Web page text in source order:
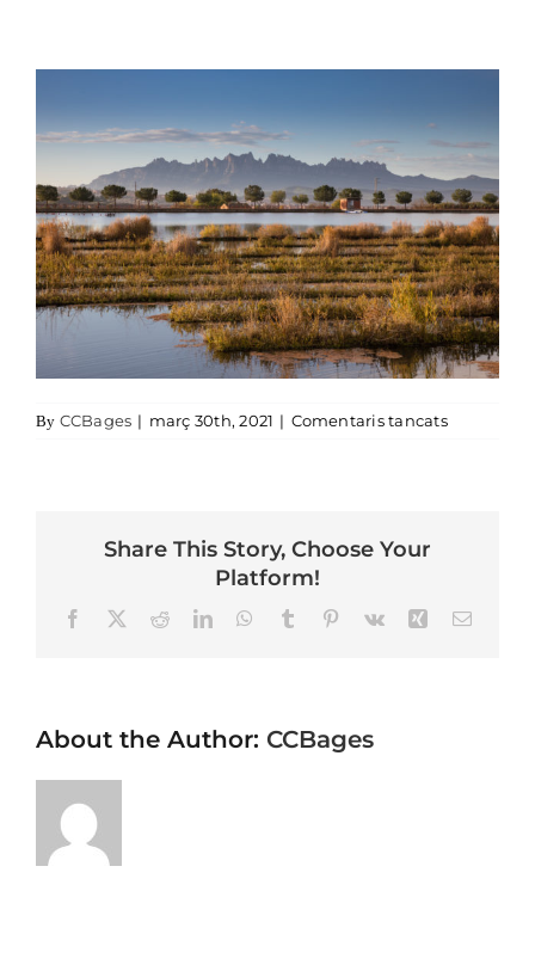
By CCBages | març 30th, 2021 | Comentaris tancatsa
Share This Story, Choose Your
Platform!
FacebookRedditLinkedInWhatsApp
TumblrPinterest
Vk XingEmail
About the Author: CCBages